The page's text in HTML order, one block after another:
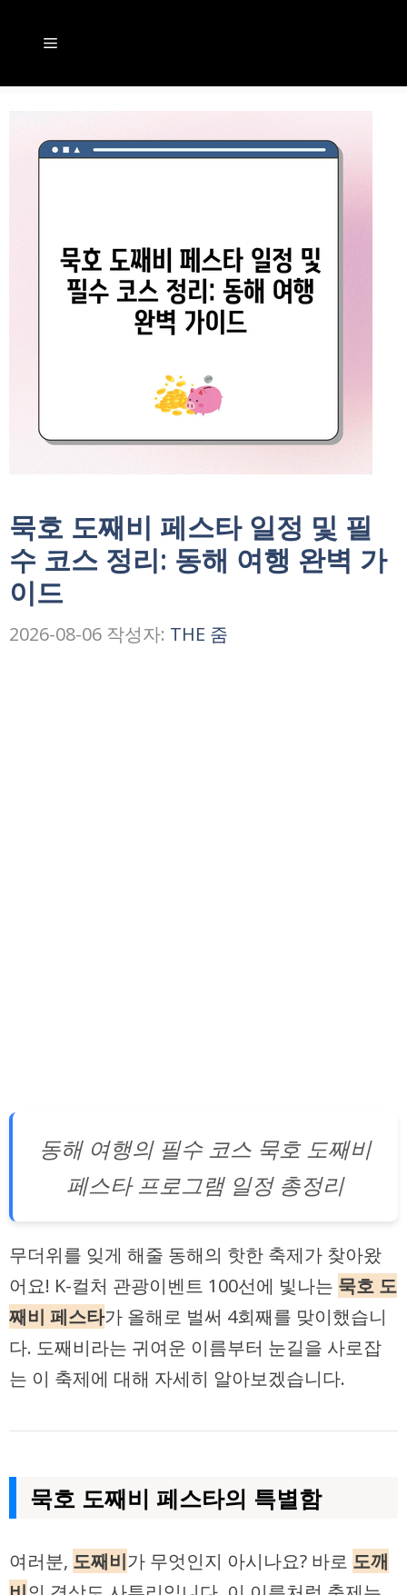
로
메
뉴
묵호 도째비 페스타 일정 및 필
수 코스 정리: 동해 여행 완벽 가
이드
2026-08-06 작성자: THE 줌
동해 여행의 필수 코스 묵호 도째비
페스타 프로그램 일정 총정리
무더위를 잊게 해줄 동해의 핫한 축제가 찾아왔
어요! K-컬처 관광이벤트 100선에 빛나는 묵호 도
째비 페스타가 올해로 벌써 4회째를 맞이했습니
다. 도째비라는 귀여운 이름부터 눈길을 사로잡
는 이 축제에 대해 자세히 알아보겠습니다.
묵호 도째비 페스타의 특별함
여러분, 도째비가 무엇인지 아시나요? 바로 도깨